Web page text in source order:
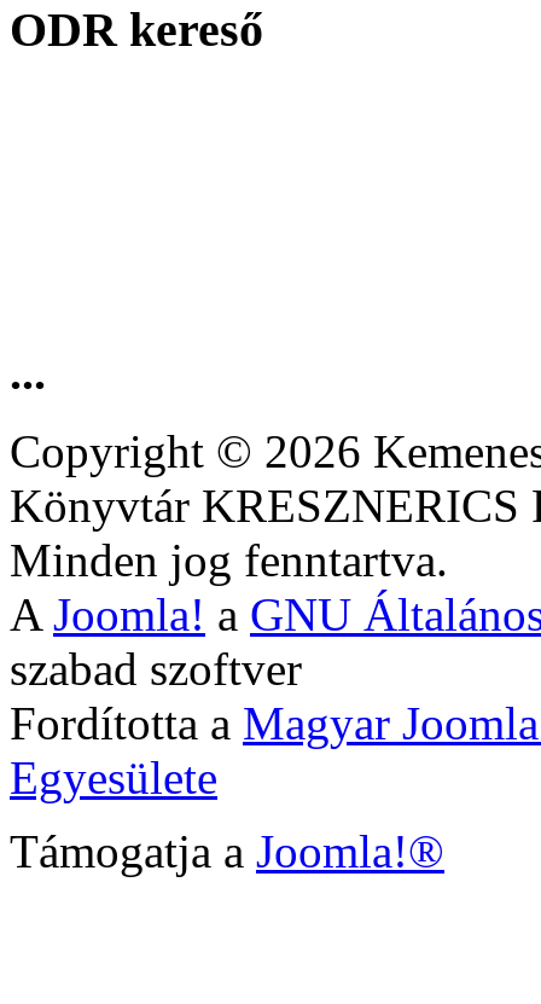
ODR kereső
...
Copyright © 2026
Könyvtár
Minden jog fenntartva.
A Joomla! a GNU
szabad szoftver
Fordította a Magyar
Egyesülete
Támogatja a Joomla!®